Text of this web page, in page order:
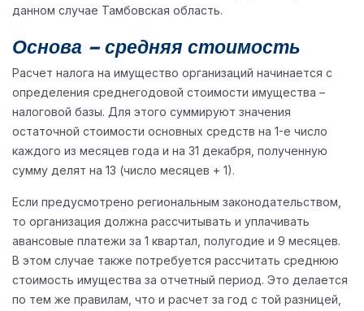
данном случае Тамбовская область.
Основа – средняя стоимость
Расчет налога на имущество организаций начинается с
определения среднегодовой стоимости имущества –
налоговой базы. Для этого суммируют значения
остаточной стоимости основных средств на 1-е число
каждого из месяцев года и на 31 декабря, полученную
сумму делят на 13 (число месяцев + 1).
Если предусмотрено региональным законодательством,
то организация должна рассчитывать и уплачивать
авансовые платежи за 1 квартал, полугодие и 9 месяцев.
В этом случае также потребуется рассчитать среднюю
стоимость имущества за отчетный период. Это делается
по тем же правилам, что и расчет за год с той разницей,